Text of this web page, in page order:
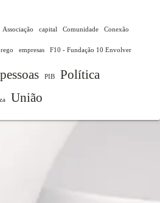
Associação capital Comunidade Conexão
empresas F10 - Fundação 10 Envolver
pessoas PIB
Política
União